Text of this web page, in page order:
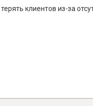
клиентов из-за